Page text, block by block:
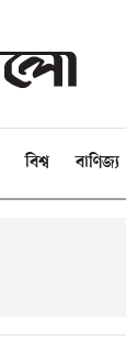
বিশ্ব বাণিজ্য